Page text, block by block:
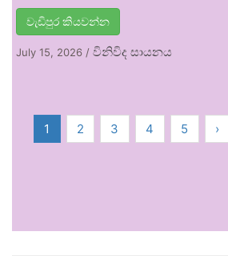
වැඩිපුර කියවන්න
July 15, 2026 / විනිවිද සායනය
1 2 3 4 5 ›